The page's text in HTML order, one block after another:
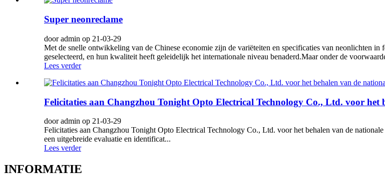
Super neonreclame
door admin op 21-03-29
Met de snelle ontwikkeling van de Chinese economie zijn de variëteiten en specificaties van neonlichten
geselecteerd, en hun kwaliteit heeft geleidelijk het internationale niveau benaderd.Maar onder de
Lees verder
Felicitaties aan Changzhou Tonight Opto Electrical Technology Co., Ltd. voor
door admin op 21-03-29
Felicitaties aan Changzhou Tonight Opto Electrical Technology Co., Ltd. voor het behalen van de
een uitgebreide evaluatie en identificat...
Lees verder
INFORMATIE